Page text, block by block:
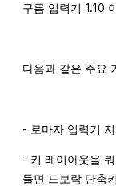
구름 입력기 1.10
다음과 같은 주요
- 로마자 입력기
- 키 레이아웃을
들면 드보락 단축